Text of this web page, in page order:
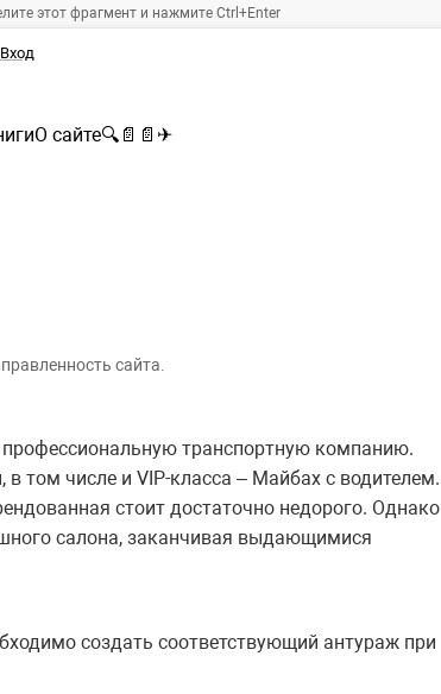
этот фрагмент и нажмите Ctrl+Enter
Вход
О сайте🔍 📄 📄 ✈
сайта.
профессиональную транспортную компанию.
том числе и VIP-класса – Майбах с водителем.
стоит достаточно недорого. Однако
салона, заканчивая выдающимися
создать соответствующий антураж при